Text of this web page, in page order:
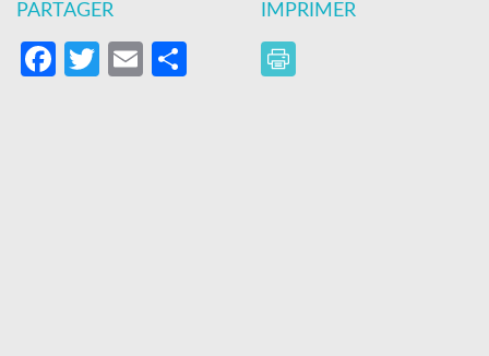
PARTAGER
Facebook
Twitter
EmailPartager
IMPRIMER